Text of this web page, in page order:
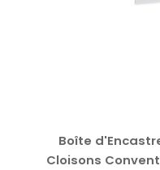
Boîte
Cloisons